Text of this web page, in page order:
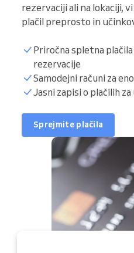
rezervaciji ali na lokaciji,
plačil preprosto in
Priročna spletna
rezervacije
Samodejni računi za
Jasni zapisi o plačilih
Sprejmite plačila